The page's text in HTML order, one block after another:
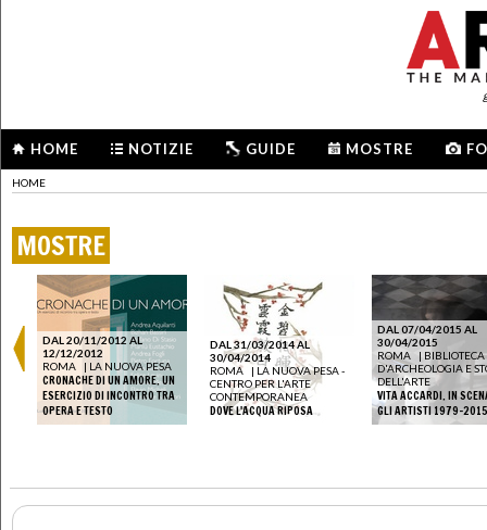
HOME NOTIZIE GUIDE MOSTRE
HOME
MOSTRE
DAL 20/11/2012 AL
12/12/2012
ROMA
| LA NUOVA PESA
CRONACHE DI UN AMORE. UN
ESERCIZIO DI INCONTRO TRA
OPERA E TESTO
DAL 31/03/2014 AL
30/04/2014
ROMA
| LA NUOVA PESA -
CENTRO PER L'ARTE
CONTEMPORANEA
DOVE L'ACQUA RIPOSA
DAL 07/04/2015 AL
30/04/2015
ROMA
| BIBLIOTECA
D'ARCHEOLOGIA E
DELL'ARTE
VITA ACCARDI. IN
GLI ARTISTI 1979-2015